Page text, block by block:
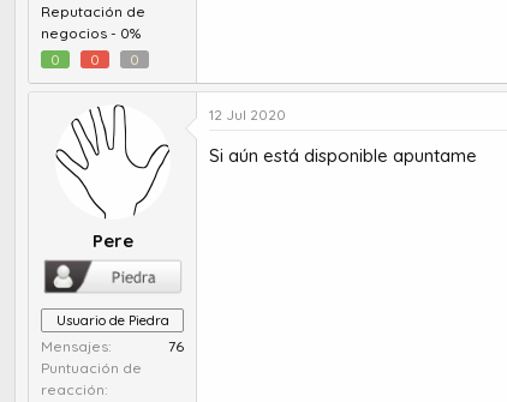
Reputación de
negocios - 0%
0
0 0
Pere
Usuario de Piedra
Mensajes
76
Puntuación de
reacción
12 Jul 2020
Si aún está disponible apuntame